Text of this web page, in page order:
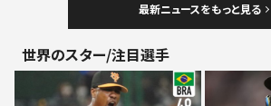
最新ニュースをもっと見る
世界のスター/注目選手